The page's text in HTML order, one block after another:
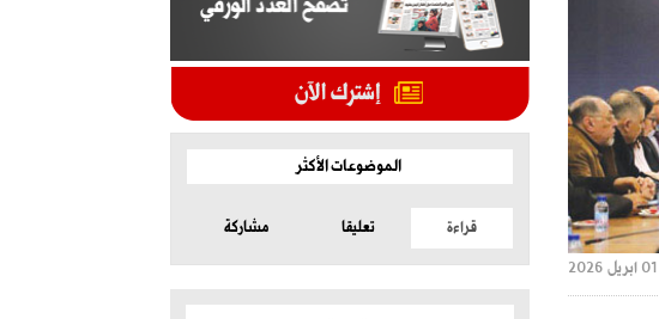
الموضوعات الأكثر
قراءة تعليقا مشاركة